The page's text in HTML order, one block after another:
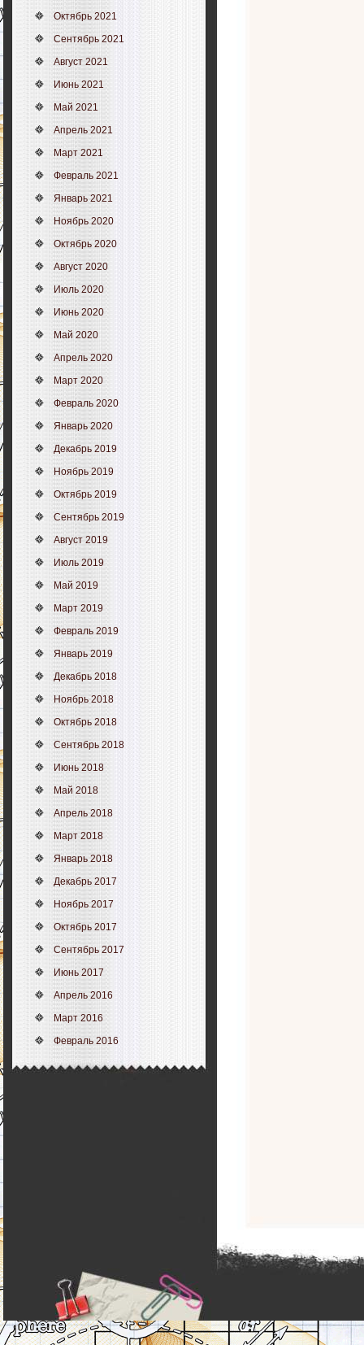
Октябрь 2021
Сентябрь 2021
Август 2021
Июнь 2021
Май 2021
Апрель 2021
Март 2021
Февраль 2021
Январь 2021
Ноябрь 2020
Октябрь 2020
Август 2020
Июль 2020
Июнь 2020
Май 2020
Апрель 2020
Март 2020
Февраль 2020
Январь 2020
Декабрь 2019
Ноябрь 2019
Октябрь 2019
Сентябрь 2019
Август 2019
Июль 2019
Май 2019
Март 2019
Февраль 2019
Январь 2019
Декабрь 2018
Ноябрь 2018
Октябрь 2018
Сентябрь 2018
Июнь 2018
Май 2018
Апрель 2018
Март 2018
Январь 2018
Декабрь 2017
Ноябрь 2017
Октябрь 2017
Сентябрь 2017
Июнь 2017
Апрель 2016
Март 2016
Февраль 2016